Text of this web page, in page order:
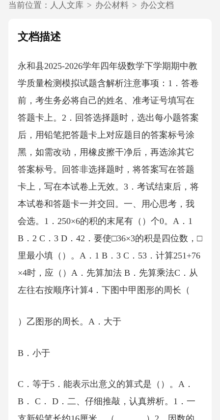
当前位置： 人人文库 > 办公材料 > 办公文档
文档描述
永和县2025-2026学年四年级数学下学期期中教
学质量检测模拟试题含解析注意事项：1．答卷
前，考生务必将自己的姓名、准考证号填写在
答题卡上。2．回答选择题时，选出每小题答案
后，用铅笔把答题卡上对应题目的答案标号涂
黑，如需改动，用橡皮擦干净后，再选涂其它
答案标号。回答非选择题时，将答案写在答题
卡上，写在本试卷上无效。3．考试结束后，将
本试卷和答题卡一并交回。一、用心思考，我
会选。1．250×6的积的末尾有（）个0。A．1
B．2 C．3 D．42．要使□36×3的积是四位数，□
里最小填（）。A．1 B．3 C．53．计算251+76
×4时，应（）A．先算加法 B．先算乘法C．从
左往右按顺序计算4．下图中甲图形的周长（
）乙图形的周长。A．大于
B．小于
C．等于5．能表示出意义的算式是（）。A．
B． C． D．二、仔细推敲，认真辨析。1．一